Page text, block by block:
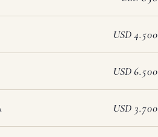
USD 4.500
USD 6.500
USD 3.700